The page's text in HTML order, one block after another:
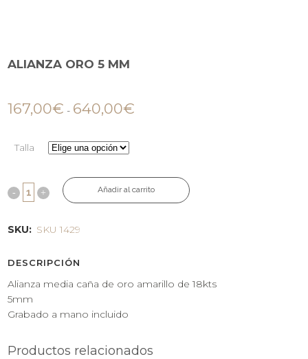
ALIANZA ORO 5 MM
167,00€ - 640,00€
Talla
Añadir al carrito
SKU: SKU 1429
DESCRIPCIÓN
Alianza media caña de oro amarillo de 18kts
5mm
Grabado a mano incluido
Productos relacionados